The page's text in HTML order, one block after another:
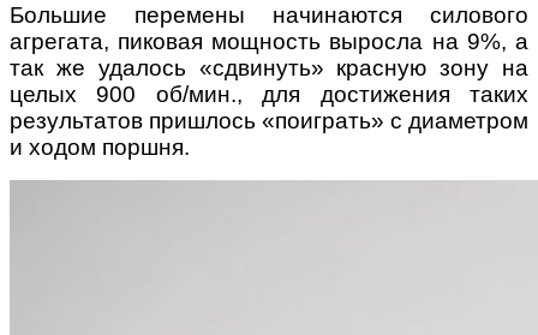
Большие перемены начинаются силового
агрегата, пиковая мощность выросла на 9%, а
так же удалось «сдвинуть» красную зону на
целых 900 об/мин., для достижения таких
результатов пришлось «поиграть» с диаметром
и ходом поршня.